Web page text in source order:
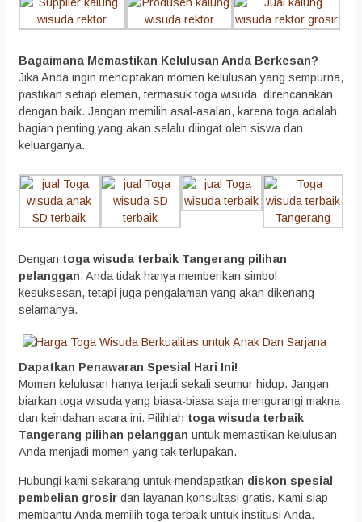
Bagaimana Memastikan Kelulusan Anda Berkesan?
Jika Anda ingin menciptakan momen kelulusan yang sempurna,
pastikan setiap elemen, termasuk toga wisuda, direncanakan
dengan baik. Jangan memilih asal-asalan, karena toga adalah
bagian penting yang akan selalu diingat oleh siswa dan
keluarganya.
Dengan toga wisuda terbaik Tangerang pilihan
pelanggan, Anda tidak hanya memberikan simbol
kesuksesan, tetapi juga pengalaman yang akan dikenang
selamanya.
Dapatkan Penawaran Spesial Hari Ini!
Momen kelulusan hanya terjadi sekali seumur hidup. Jangan
biarkan toga wisuda yang biasa-biasa saja mengurangi makna
dan keindahan acara ini. Pilihlah toga wisuda terbaik
Tangerang pilihan pelanggan untuk memastikan kelulusan
Anda menjadi momen yang tak terlupakan.
Hubungi kami sekarang untuk mendapatkan diskon spesial
pembelian grosir dan layanan konsultasi gratis. Kami siap
membantu Anda memilih toga terbaik untuk institusi Anda.